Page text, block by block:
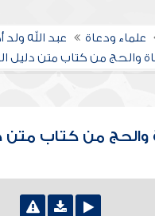
علماء ودعاة
عبد الله ولد
والحج من كتاب متن دليل
والحج من كتاب متن